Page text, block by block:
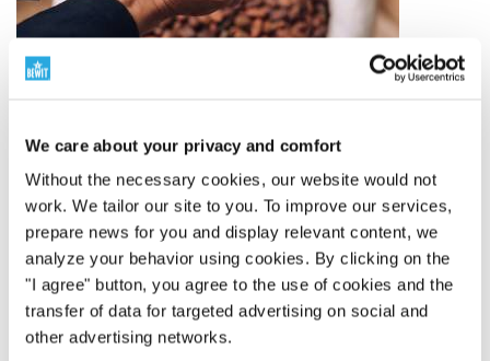
We care about your privacy and comfort
Without the necessary cookies, our website would not
work. We tailor our site to you. To improve our services,
prepare news for you and display relevant content, we
analyze your behavior using cookies. By clicking on the
"I agree" button, you agree to the use of cookies and the
transfer of data for targeted advertising on social and
other advertising networks.
Ingrédients de qualité
De l'origine au produit finiLa qualité commence à
l'origine de la matière première. C'est pourquoi nous
sélectionnons soigneusement nos fournisseurs, nous
suivons l'origine, la méthode de traitement et le sens